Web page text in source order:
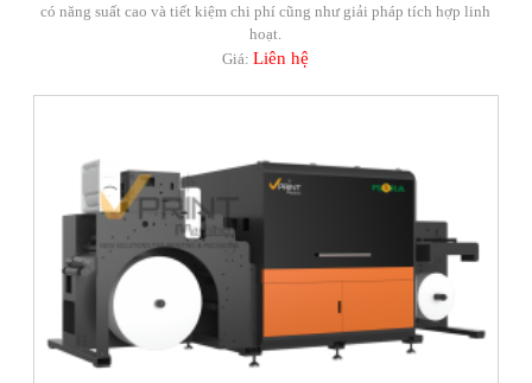
có năng suất cao và tiết kiệm chi phí cũng như giải pháp tích hợp linh
hoạt.
Giá:Liên hệ